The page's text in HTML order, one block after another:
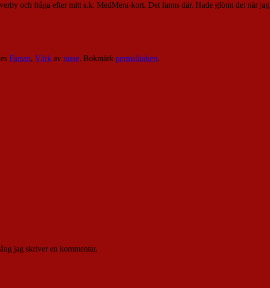
och fråga efter mitt s.k. MedMera-kort. Det fanns där. Hade glömt det när
Farsan, Värk av nisse. Bokmärk permalänken.
jag skriver en kommentar.